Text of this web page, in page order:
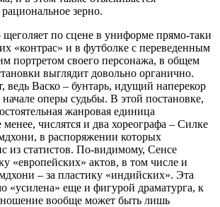
зерно.
по сцене в униформе прямо-таки
«контрас» и в футболке с переведенным
портретом своего персонажа, в общем
выглядит довольно органично.
ведь Васко – бунтарь, идущий наперекор
оперы судьбы. В этой постановке,
жанровая единица
менее, числятся и два хореографа – Силке
в распоряжении которых
из статистов. По-видимому, Сенсе
«европейских» актов, в том числе и
– за пластику «индийских». Эта
«усилена» еще и фигурой драматурга, к
вообще может быть лишь